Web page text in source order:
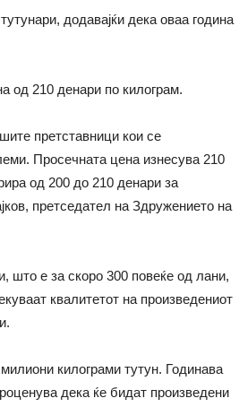
додавајќи дека оваа година
од 210 денари по килограм.
претставници кои се
Просечната цена изнесува 210
од 200 до 210 денари за
претседател на Здружението на
што е за скоро 300 повеќе од лани,
квалитетот на произведениот
килограми тутун. Годинава
дека ќе бидат произведени